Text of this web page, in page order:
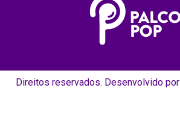
Direitos reservados. Desenvolvido por